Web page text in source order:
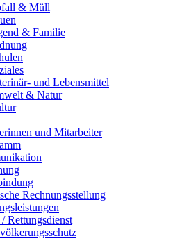
& Müll
& Familie
und Lebensmittel
& Natur
und Mitarbeiter
Rechnungsstellung
Rettungsdienst